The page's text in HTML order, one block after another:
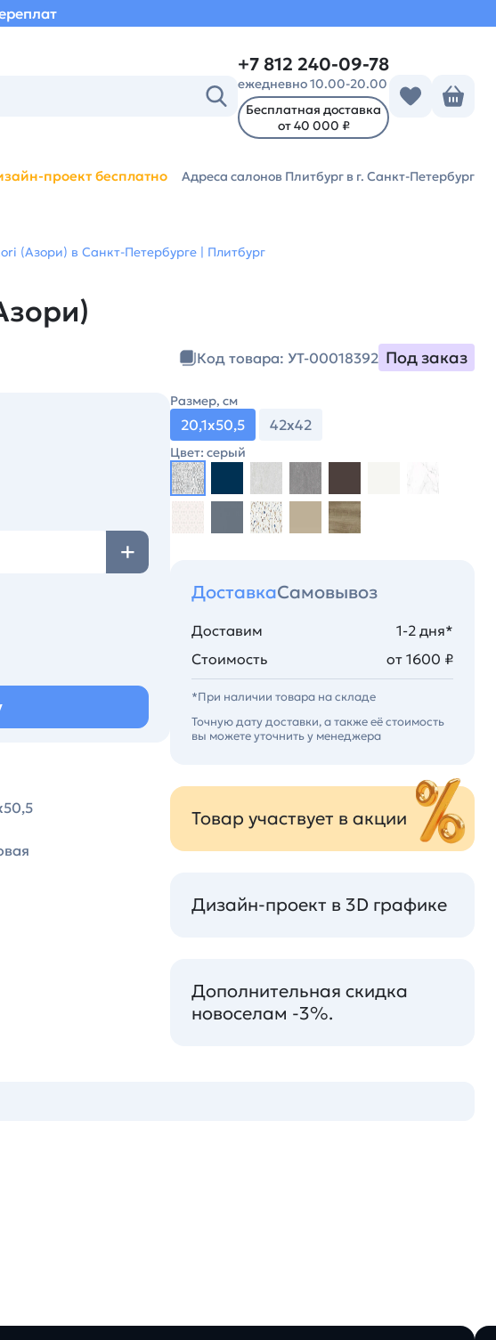
+7 812 240-09-78
ежедневно 10.00-20.00
Бесплатная доставка
от 40 000 ₽
проект бесплатно Адреса салонов Плитбург в г. Санкт-Петербург
(Азори) в Санкт-Петербурге | Плитбург
Код товара: УТ-00018392 Под заказ
Размер, см
20,1х50,5 42х42
Цвет: серый
ДоставкаСамовывоз
Доставим
1-2 дня*
Стоимость
от 1600 ₽
*При наличии товара на складе
Точную дату доставки, а также её стоимость
вы можете уточнить у менеджера
Товар участвует в акции
Дизайн-проект в 3D графике
Дополнительная скидка
новоселам -3%.